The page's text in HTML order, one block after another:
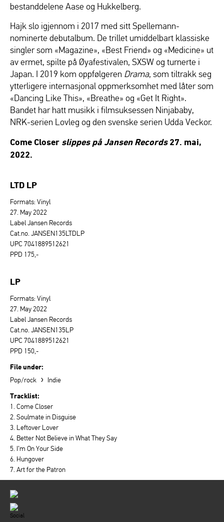
bestanddelene Aase og Hukkelberg.
Hajk slo igjennom i 2017 med sitt Spellemann-
nominerte debutalbum. De trillet umiddelbart klassiske
singler som «Magazine», «Best Friend» og «Medicine» ut
av ermet, spilte på Øyafestivalen, SXSW og turnerte i
Japan. I 2019 kom oppfølgeren Drama, som tiltrakk seg
ytterligere internasjonal oppmerksomhet med låter som
«Dancing Like This», «Breathe» og «Get It Right».
Bandet har hatt musikk i filmsuksessen Ninjababy,
NRK-serien Lovleg og den svenske serien Udda Veckor.
Come Closer slippes på Jansen Records 27. mai,
2022.
LTD LP
Formats: Vinyl
27. May 2022
Label Jansen Records
Cat.no. JANSEN135LTDLP
UPC 7041889512621
PPD 175,-
LP
Formats: Vinyl
27. May 2022
Label Jansen Records
Cat.no. JANSEN135LP
UPC 7041889512621
PPD 150,-
File under:
Pop/rock › Indie
Tracklist:
1. Come Closer
2. Soulmate in Disguise
3. Leftover Lover
4. Better Not Believe in What They Say
5. I’m On Your Side
6. Hungover
7. Art for the Patron